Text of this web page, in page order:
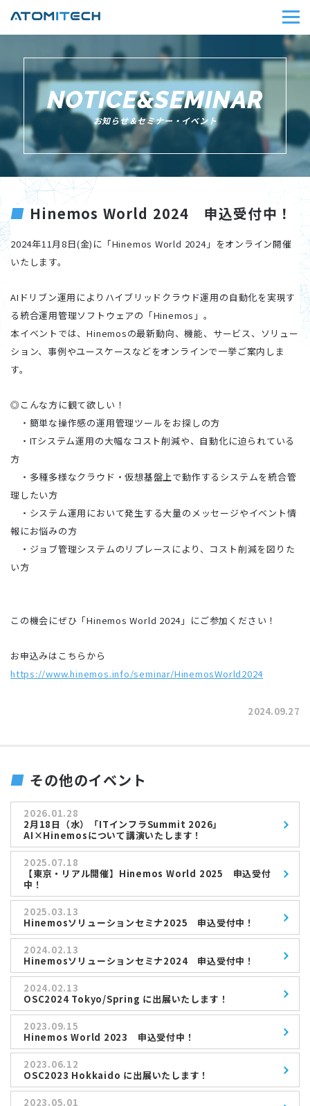
NOTICE&SEMINAR
お知らせ＆セミナー・イベント
Hinemos World 2024 申込受付中！
2024年11月8日(金)に「Hinemos World 2024」をオンライン開催
いたします。
AIドリブン運用によりハイブリッドクラウド運用の自動化を実現す
る統合運用管理ソフトウェアの「Hinemos」。
本イベントでは、Hinemosの最新動向、機能、サービス、ソリュー
ション、事例やユースケースなどをオンラインで一挙ご案内しま
す。
◎こんな方に観て欲しい！
・簡単な操作感の運用管理ツールをお探しの方
・ITシステム運用の大幅なコスト削減や、自動化に迫られている
方
・多種多様なクラウド・仮想基盤上で動作するシステムを統合管
理したい方
・システム運用において発生する大量のメッセージやイベント情
報にお悩みの方
・ジョブ管理システムのリプレースにより、コスト削減を図りた
い方
この機会にぜひ「Hinemos World 2024」にご参加ください！
お申込みはこちらから
https://www.hinemos.info/seminar/HinemosWorld2024
2024.09.27
その他のイベント
2026.01.28
2月18日（水）「ITインフラSummit 2026」
AI×Hinemosについて講演いたします！
2025.07.18
【東京・リアル開催】Hinemos World 2025 申込受付
中！
2025.03.13
Hinemosソリューションセミナ2025 申込受付中！
2024.02.13
Hinemosソリューションセミナ2024 申込受付中！
2024.02.13
OSC2024 Tokyo/Spring に出展いたします！
2023.09.15
Hinemos World 2023 申込受付中！
2023.06.12
OSC2023 Hokkaido に出展いたします！
2023.05.01